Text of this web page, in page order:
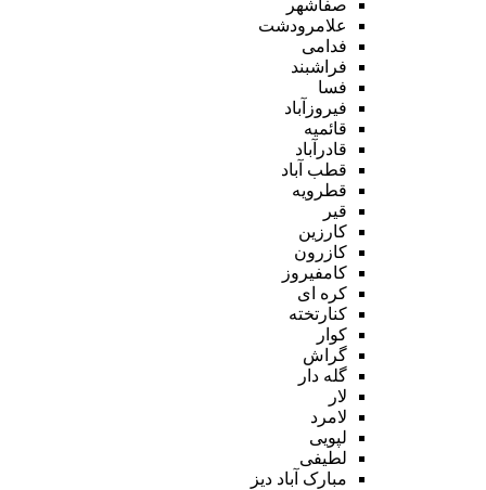
صفاشهر
علامرودشت
فدامی
فراشبند
فسا
فیروزآباد
قائمیه
قادرآباد
قطب آباد
قطرویه
قیر
کارزین
کازرون
کامفیروز
کره ای
کنارتخته
کوار
گراش
گله دار
لار
لامرد
لپویی
لطیفی
مبارک آباد دیز